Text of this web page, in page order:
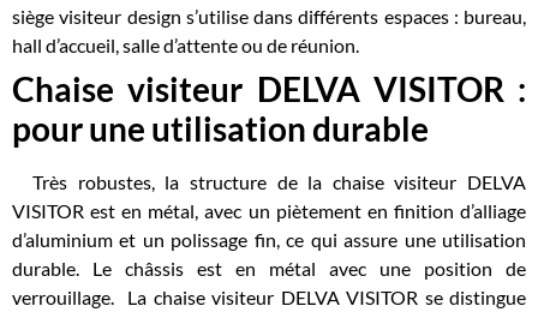
siège visiteur design s’utilise dans différents espaces : bureau,
hall d’accueil, salle d’attente ou de réunion.
Chaise visiteur DELVA VISITOR :
pour une utilisation durable
Très robustes, la structure de la chaise visiteur DELVA
VISITOR est en métal, avec un piètement en finition d’alliage
d’aluminium et un polissage fin, ce qui assure une utilisation
durable. Le châssis est en métal avec une position de
verrouillage.
La chaise visiteur DELVA VISITOR se distingue